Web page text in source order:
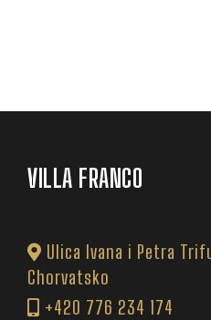
VILLA FRANCO
Ulica Ivana i Petra
Chorvatsko
+420 776 234 174